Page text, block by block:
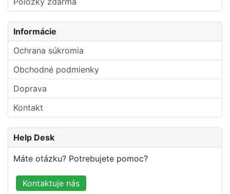
Informácie
Ochrana súkromia
Obchodné podmienky
Doprava
Kontakt
Help Desk
Máte otázku? Potrebujete pomoc?
Kontaktuje nás